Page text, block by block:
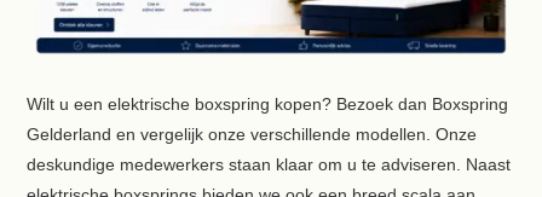
Wilt u een elektrische boxspring kopen? Bezoek dan Boxspring
Gelderland en vergelijk onze verschillende modellen. Onze
deskundige medewerkers staan klaar om u te adviseren. Naast